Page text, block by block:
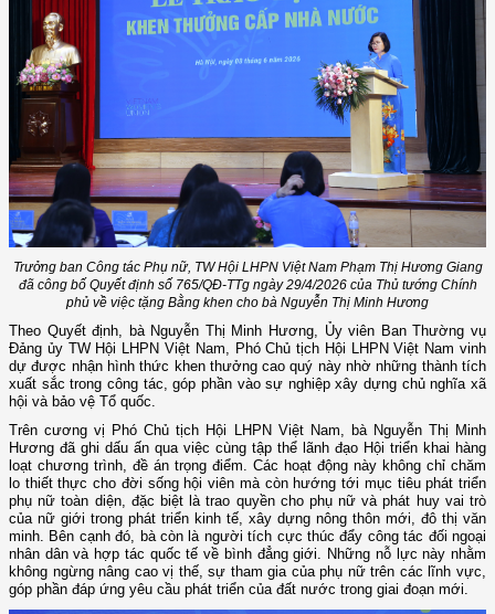
Trưởng ban Công tác Phụ nữ, TW Hội LHPN Việt Nam Phạm Thị Hương Giang
đã công bố Quyết định số 765/QĐ-TTg ngày 29/4/2026 của Thủ tướng Chính
phủ về việc tặng Bằng khen cho bà Nguyễn Thị Minh Hương
Theo Quyết định, bà Nguyễn Thị Minh Hương, Ủy viên Ban Thường vụ
Đảng ủy TW Hội LHPN Việt Nam, Phó Chủ tịch Hội LHPN Việt Nam vinh
dự được nhận hình thức khen thưởng cao quý này nhờ những thành tích
xuất sắc trong công tác, góp phần vào sự nghiệp xây dựng chủ nghĩa xã
hội và bảo vệ Tổ quốc.
Trên cương vị Phó Chủ tịch Hội LHPN Việt Nam, bà Nguyễn Thị Minh
Hương đã ghi dấu ấn qua việc cùng tập thể lãnh đạo Hội triển khai hàng
loạt chương trình, đề án trọng điểm. Các hoạt động này không chỉ chăm
lo thiết thực cho đời sống hội viên mà còn hướng tới mục tiêu phát triển
phụ nữ toàn diện, đặc biệt là trao quyền cho phụ nữ và phát huy vai trò
của nữ giới trong phát triển kinh tế, xây dựng nông thôn mới, đô thị văn
minh. Bên cạnh đó, bà còn là người tích cực thúc đẩy công tác đối ngoại
nhân dân và hợp tác quốc tế về bình đẳng giới. Những nỗ lực này nhằm
không ngừng nâng cao vị thế, sự tham gia của phụ nữ trên các lĩnh vực,
góp phần đáp ứng yêu cầu phát triển của đất nước trong giai đoạn mới.